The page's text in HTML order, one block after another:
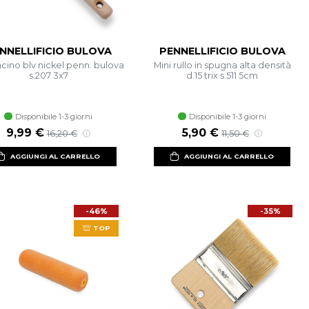
BULOVA
blv nickel penn. bulova
s.207 3x7
Disponibile 1-3 giorni
Prezzo scontato
9,99 € Prezzo di listino
16,20 €
AGGIUNGI AL CARRELLO
PENNELLIFICIO BULOVA
Mini rullo in spugna alta densità
d.15 trix s.511 5cm
Disponibile 1-3 giorni
Prezzo scontato
5,90 € Prezzo di listino
11,50 €
AGGIUNGI AL CARRELLO
-46%
TOP
-35%